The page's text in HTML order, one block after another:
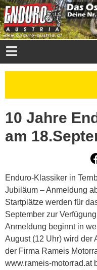
10 Jahre
am
Enduro-Klassiker in
Jubiläum – Anmeldung
Startplätze werden für
September zur
Anmeldung beginnt in
August (12 Uhr) wird der
der Firma Rameis
www.rameis-motorrad.at